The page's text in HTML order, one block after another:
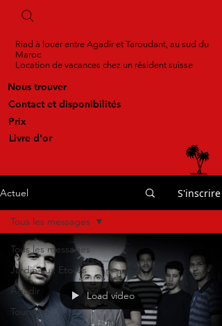
Riad à louer entre Agadir et Taroudant, au sud du
Maroc
Location de vacances chez un résident suisse
Nous trouver
Contact et disponibilités
Prix
Livre d'or
Actuel S'inscrire
Tous les messages
Jardin aux Etoiles
Agadir
Tourisme
Tous les messages
Load video